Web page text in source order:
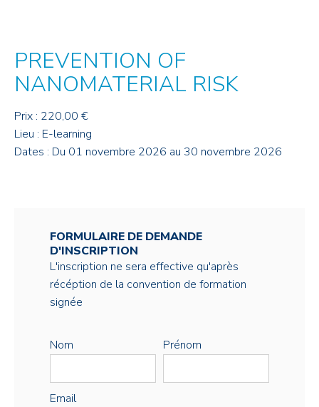
PREVENTION OF
NANOMATERIAL RISK
Prix : 220,00 €
Lieu : E-learning
Dates : Du 01 novembre 2026 au 30 novembre 2026
FORMULAIRE DE DEMANDE
D'INSCRIPTION
L'inscription ne sera effective qu'après
récéption de la convention de formation
signée
Nom Prénom
Email